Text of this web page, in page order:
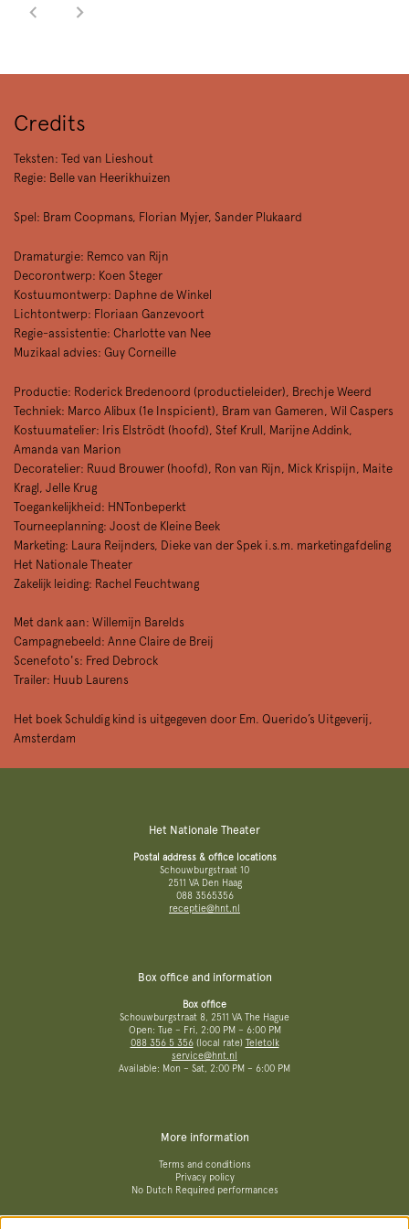
Credits
Teksten: Ted van Lieshout
Regie: Belle van Heerikhuizen
Spel: Bram Coopmans, Florian Myjer, Sander Plukaard
Dramaturgie: Remco van Rijn
Decorontwerp: Koen Steger
Kostuumontwerp: Daphne de Winkel
Lichtontwerp: Floriaan Ganzevoort
Regie-assistentie: Charlotte van Nee
Muzikaal advies: Guy Corneille
Productie: Roderick Bredenoord (productieleider), Brechje Weerd
Techniek: Marco Alibux (1e Inspicient), Bram van Gameren, Wil Caspers
Kostuumatelier: Iris Elströdt (hoofd), Stef Krull, Marijne Addink,
Amanda van Marion
Decoratelier: Ruud Brouwer (hoofd), Ron van Rijn, Mick Krispijn, Maite
Kragl, Jelle Krug
Toegankelijkheid: HNTonbeperkt
Tourneeplanning: Joost de Kleine Beek
Marketing: Laura Reijnders, Dieke van der Spek i.s.m. marketingafdeling
Het Nationale Theater
Zakelijk leiding: Rachel Feuchtwang
Met dank aan: Willemijn Barelds
Campagnebeeld: Anne Claire de Breij
Scenefoto's: Fred Debrock
Trailer: Huub Laurens
Het boek Schuldig kind is uitgegeven door Em. Querido’s Uitgeverij,
Amsterdam
Het Nationale Theater
Postal address & office locations
Schouwburgstraat 10
2511 VA Den Haag
088 3565356
receptie@hnt.nl
Box office and information
Box office
Schouwburgstraat 8, 2511 VA The Hague
Open: Tue – Fri, 2:00 PM – 6:00 PM
088 356 5 356(local rate) Teletolk
service@hnt.nl
Available: Mon – Sat, 2:00 PM – 6:00 PM
More information
Terms and conditions
Privacy policy
No Dutch Required performances